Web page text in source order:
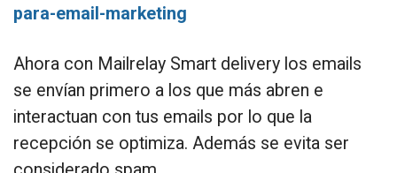
para-email-marketing
Ahora con Mailrelay Smart delivery los emails
se envían primero a los que más abren e
interactuan con tus emails por lo que la
recepción se optimiza. Además se evita ser